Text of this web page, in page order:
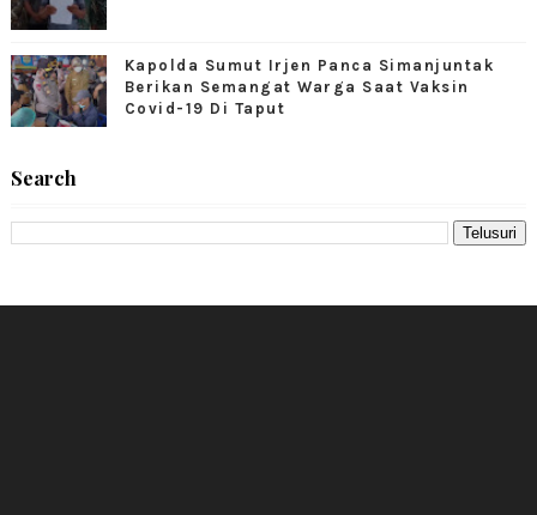
Kapolda Sumut Irjen Panca Simanjuntak
Berikan Semangat Warga Saat Vaksin
Covid-19 Di Taput
Search